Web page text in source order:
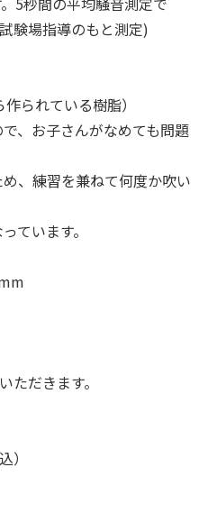
(送料・税込) (送料別・税込)
験場指導のもと測定)
られている樹脂）
、お子さんがなめても問題
、練習を兼ねて何度か吹い
ています。
だきます。
）